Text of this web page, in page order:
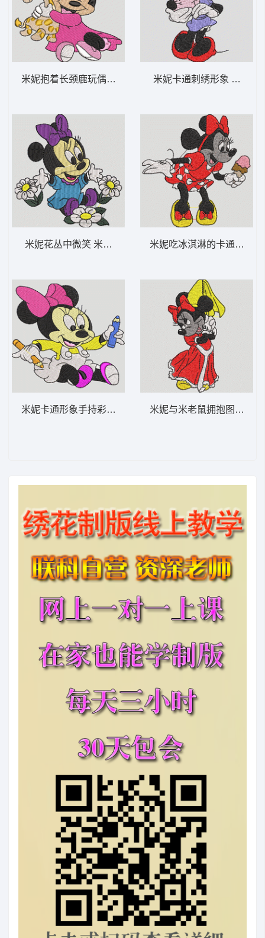
米妮抱着长颈鹿玩偶 米妮 26-DST格式
米妮花丛中微笑 米妮 25-DST格式
米妮卡通形象手持彩色铅笔 米妮 24-DST格式
米妮卡通刺绣形象 米妮
米妮吃冰淇淋的卡通形象
米妮与米老鼠拥抱图案 米